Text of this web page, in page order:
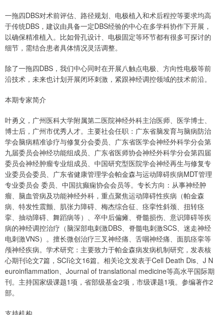
一拖四DBS对术前评估、路径规划、电极植入和术后程控等要求均高
于传统DBS，建议由具备一定DBS经验的中心在多学科协作下开展，
以确保精准植入。比如骨孔设计、电极固定等环节都有很多可探讨的
细节，需结合患者具体情况灵活调整。
除了一拖四DBS，我们中心同时在开展八触点电极、方向性电极等前
沿技术，未来也计划开展闭环刺激，紧跟神经调控领域的技术前沿。
本期专家简介
叶勇义，广州医科大学附属第二医院神经外科主治医师、医学博士、
博士后，广州市优秀人才。主要社会任职：广东省脑发育与脑病防治
学会脑病精准诊疗与修复分会委员、广东省医学会神经外科学分会第
九届委员会神经功能组成员、广东省医师协会神经外科学分会第四届
委员会神经肿瘤专业组成员、中国研究型医院学会神经再生与修复专
业委员会委员、广东省健康管理学会帕金森与运动障碍疾病MDT管理
专业委员会 委员、中国抗癫痫协会会员等。专长方向：从事神经肿
瘤、脑血管病及功能神经外科，重点聚焦运动障碍性疾病（帕金森
病、特发性震颤、肌张力障碍、梅杰综合征、痉挛性斜颈、扭转痉
挛、抽动障碍、舞蹈病等）、卒中后偏瘫、脊髓损伤、意识障碍等疾
病的神经调控治疗（脑深部电刺激DBS、脊髓电刺激SCS、迷走神经
电刺激VNS）。擅长微创治疗三叉神经痛、舌咽神经痛、面肌痉挛等
颅神经疾病。学术研究：主要致力于帕金森病发病机制研究，发表核
心期刊论文7篇，SCI论文16篇。相关论文发表于Cell Death Dis、J N
euroinflammation、Journal of translational medicine等高水平国际期
刊。主持国家级课题1项，省部级基金2项，市级课题1项。参编著作2
部。
支持机构